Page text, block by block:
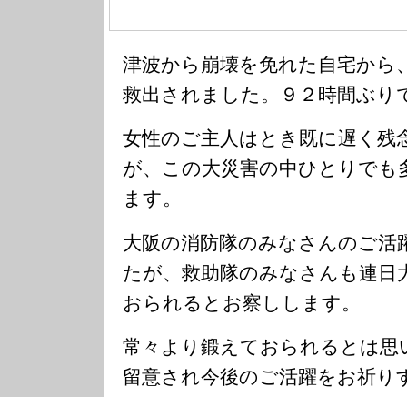
津波から崩壊を免れた自宅から
救出されました。９２時間ぶり
女性のご主人はとき既に遅く残
が、この大災害の中ひとりでも
ます。
大阪の消防隊のみなさんのご活
たが、救助隊のみなさんも連日
おられるとお察しします。
常々より鍛えておられるとは思
留意され今後のご活躍をお祈り